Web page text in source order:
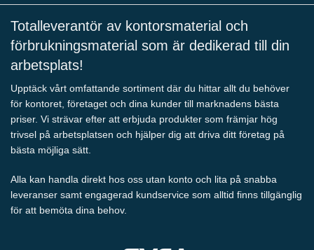
Totalleverantör av kontorsmaterial och
förbrukningsmaterial som är dedikerad till din
arbetsplats!
Upptäck vårt omfattande sortiment där du hittar allt du behöver
för kontoret, företaget och dina kunder till marknadens bästa
priser. Vi strävar efter att erbjuda produkter som främjar hög
trivsel på arbetsplatsen och hjälper dig att driva ditt företag på
bästa möjliga sätt.
Alla kan handla direkt hos oss utan konto och lita på snabba
leveranser samt engagerad kundservice som alltid finns tillgänglig
för att bemöta dina behov.